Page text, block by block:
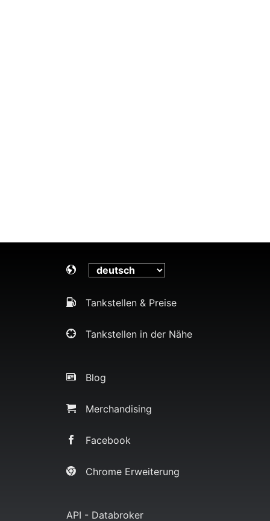
Tankstellen & Preise
Tankstellen in der Nähe
Blog
Merchandising
Facebook
Chrome Erweiterung
API - Databroker